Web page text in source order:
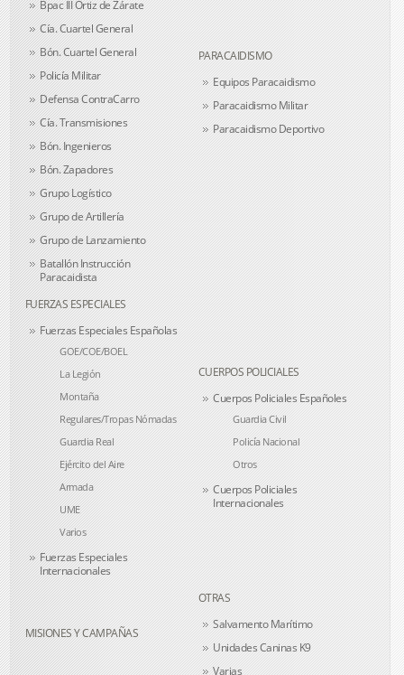
Bpac III Ortiz de Zárate
Cía. Cuartel General
Bón. Cuartel General
Policía Militar
Defensa ContraCarro
Cía. Transmisiones
Bón. Ingenieros
Bón. Zapadores
Grupo Logístico
Grupo de Artillería
Grupo de Lanzamiento
Batallón Instrucción
Paracaidista
PARACAIDISMO
Equipos Paracaidismo
Paracaidismo Militar
Paracaidismo Deportivo
FUERZAS ESPECIALES
Fuerzas Especiales Españolas
GOE/COE/BOEL
La Legión
Montaña
Regulares/Tropas Nómadas
Guardia Real
Ejército del Aire
Armada
UME
Varios
Fuerzas Especiales
Internacionales
CUERPOS POLICIALES
Cuerpos Policiales Españoles
Guardia Civil
Policía Nacional
Otros
Cuerpos Policiales
Internacionales
MISIONES Y CAMPAÑAS
OTRAS
Salvamento Marítimo
Unidades Caninas K9
Varias